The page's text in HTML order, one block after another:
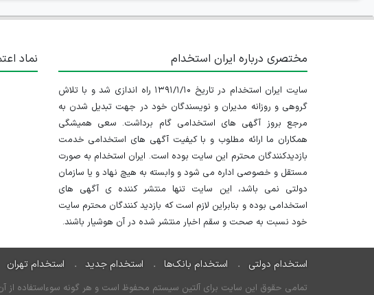
مختصری درباره ایران استخدام
سایت ایران استخدام در تاریخ ۱۳۹۱/۱/۱۰ راه اندازی شد و با تلاش
گروهی و روزانه مدیران و نویسندگان خود در جهت تبدیل شدن به
مرجع بروز آگهی های استخدامی گام برداشت. سعی همیشگی
همکاران ما ارائه مطلوب و با کیفیت آگهی های استخدامی خدمت
بازدیدکنندگان محترم این سایت بوده است. ایران استخدام به صورت
مستقل و خصوصی اداره می شود و وابسته به هیچ نهاد و یا سازمان
دولتی نمی باشد، این سایت تنها منتشر کننده ی آگهی های
استخدامی بوده و بنابراین لازم است که بازدید کنندگان محترم سایت
خود نسبت به صحت و سقم اخبار منتشر شده در آن هوشیار باشند.
نماد
استخدام دولتی استخدام بانک‌ها استخدام جدید استخدام تهران
تمامی حقوق این سایت برای آلتین سیستم محفوظ است و هر گونه سوءاستفاده از آن